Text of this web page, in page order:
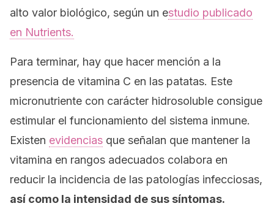
alto valor biológico, según un estudio publicado
en Nutrients.
Para terminar, hay que hacer mención a la
presencia de vitamina C en las patatas. Este
micronutriente con carácter hidrosoluble consigue
estimular el funcionamiento del sistema inmune.
Existen evidencias que señalan que mantener la
vitamina en rangos adecuados colabora en
reducir la incidencia de las patologías infecciosas,
así como la intensidad de sus síntomas.